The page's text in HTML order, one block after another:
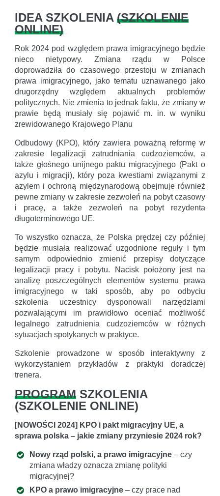
IDEA SZKOLENIA (SZKOLENIE
ONLINE)
Rok 2024 pod względem prawa imigracyjnego będzie
nieco nietypowy. Zmiana rządu w Polsce
doprowadziła do czasowego przestoju w zmianach
prawa imigracyjnego, jako tematu uznawanego jako
drugorzędny względem aktualnych problemów
politycznych. Nie zmienia to jednak faktu, że zmiany w
prawie będą musiały się pojawić m. in. w wyniku
zrewidowanego Krajowego Planu
Odbudowy (KPO), który zawiera poważną reformę w
zakresie legalizacji zatrudniania cudzoziemców, a
także głośnego unijnego paktu migracyjnego (Pakt o
azylu i migracji), który poza kwestiami związanymi z
azylem i ochroną międzynarodową obejmuje również
pewne zmiany w zakresie zezwoleń na pobyt czasowy
i pracę, a także zezwoleń na pobyt rezydenta
długoterminowego UE.
To wszystko oznacza, że Polska prędzej czy później
będzie musiała realizować uzgodnione reguły i tym
samym odpowiednio zmienić przepisy dotyczące
legalizacji pracy i pobytu. Nacisk położony jest na
analizę poszczególnych elementów systemu prawa
imigracyjnego w taki sposób, aby po odbyciu
szkolenia uczestnicy dysponowali narzędziami
pozwalającymi im prawidłowo oceniać możliwość
legalnego zatrudnienia cudzoziemców w różnych
sytuacjach spotykanych w praktyce.
Szkolenie prowadzone w sposób interaktywny z
wykorzystaniem przykładów z praktyki doradczej
trenera.
PROGRAM SZKOLENIA
(SZKOLENIE ONLINE)
[NOWOŚCI 2024] KPO i pakt migracyjny UE, a
sprawa polska – jakie zmiany przyniesie 2024 rok?
Nowy rząd polski, a prawo imigracyjne – czy
zmiana władzy oznacza zmianę polityki
migracyjnej?
KPO a prawo imigracyjne – czy prace nad